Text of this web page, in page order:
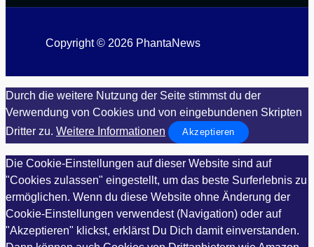
Copyright © 2026 PhantaNews
Durch die weitere Nutzung der Seite stimmst du der
Verwendung von Cookies und von eingebundenen Skripten
Dritter zu. Weitere Informationen Akzeptieren
Die Cookie-Einstellungen auf dieser Website sind auf
"Cookies zulassen" eingestellt, um das beste Surferlebnis zu
ermöglichen. Wenn du diese Website ohne Änderung der
Cookie-Einstellungen verwendest (Navigation) oder auf
"Akzeptieren" klickst, erklärst Du Dich damit einverstanden.